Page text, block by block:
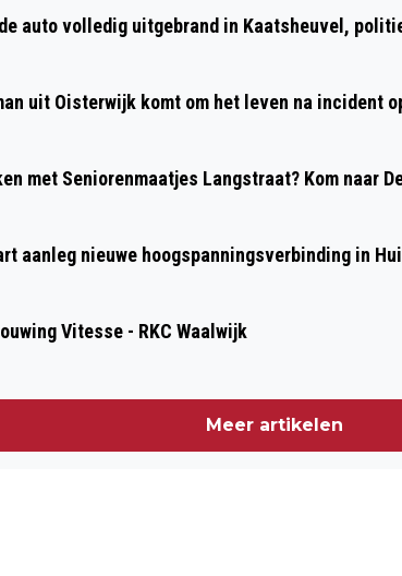
TEGEN
IN SPRANG-
auto volledig uitgebrand in Kaatsheuvel,
uit Oisterwijk komt om het leven na incident
met Seniorenmaatjes Langstraat? Kom naar
aanleg nieuwe hoogspanningsverbinding in
Vitesse - RKC Waalwijk
Meer artikelen